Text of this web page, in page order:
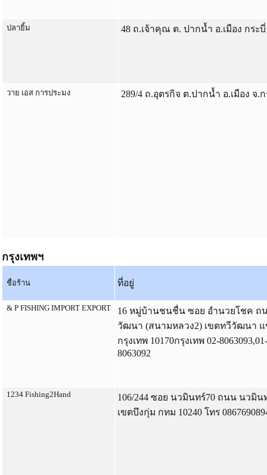
ปลายิ้ม 48 ถ.เจ้าคุณ ต. ปากน้ำ อ.เมือง กระบี่
วาย เอส การประมง 289/4 ถ.อุตรกิจ ต.ปากน้ำ อ.เมือง จ.ก
กรุงเทพฯ
ชื่อร้าน ที่อยู่
& P FISHING IMPORT EXPORT
16 หมู่บ้านชนชื่น ซอย อำนวยโชค ถ
วัฒนา (สนามหลวง2) เขตทวีวัฒนา
กรุงเทพ 10170กรุงเทพ 02-
8063092
1234 Fishing2Hand
106/244 ซอย นวมินทร์70 ถนน นวมิ
เขตบึงกุ่ม กทม 10240 โทร